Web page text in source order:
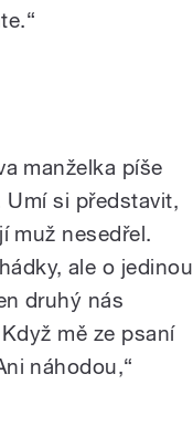
manželka píše
Umí si představit,
muž nesedřel.
ale o jedinou
druhý nás
mě ze psaní
náhodou,“